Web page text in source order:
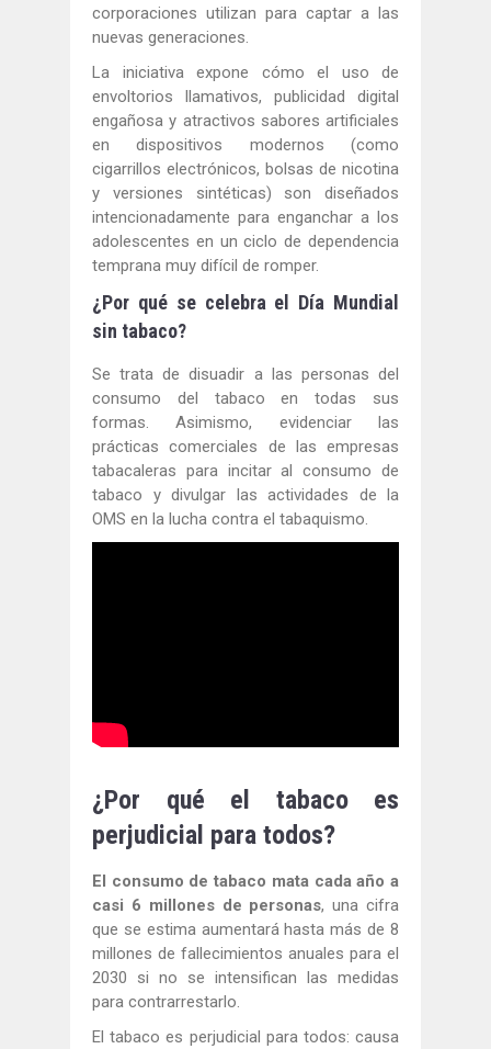
corporaciones utilizan para captar a las
nuevas generaciones.
La iniciativa expone cómo el uso de
envoltorios llamativos, publicidad digital
engañosa y atractivos sabores artificiales
en dispositivos modernos (como
cigarrillos electrónicos, bolsas de nicotina
y versiones sintéticas) son diseñados
intencionadamente para enganchar a los
adolescentes en un ciclo de dependencia
temprana muy difícil de romper.
¿Por qué se celebra el Día Mundial
sin tabaco?
Se trata de disuadir a las personas del
consumo del tabaco en todas sus
formas. Asimismo, evidenciar las
prácticas comerciales de las empresas
tabacaleras para incitar al consumo de
tabaco y divulgar las actividades de la
OMS en la lucha contra el tabaquismo.
¿Por qué el tabaco es
perjudicial para todos?
El consumo de tabaco mata cada año a
casi 6 millones de personas, una cifra
que se estima aumentará hasta más de 8
millones de fallecimientos anuales para el
2030 si no se intensifican las medidas
para contrarrestarlo.
El tabaco es perjudicial para todos: causa